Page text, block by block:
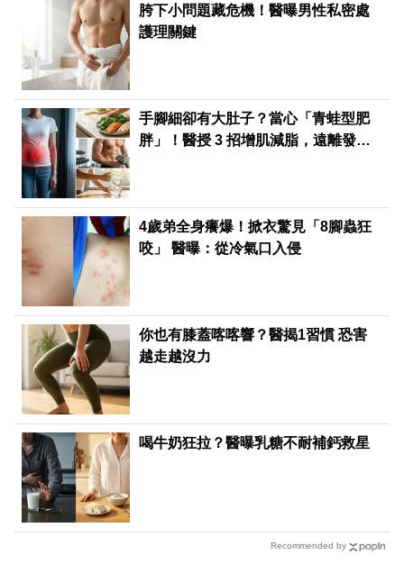
胯下小問題藏危機！醫曝男性私密處
護理關鍵
手腳細卻有大肚子？當心「青蛙型肥
胖」！醫授 3 招增肌減脂，遠離發炎
4歲弟全身癢爆！掀衣驚見「8腳蟲狂
咬」 醫曝：從冷氣口入侵
你也有膝蓋喀喀響？醫揭1習慣 恐害
越走越沒力
喝牛奶狂拉？醫曝乳糖不耐補鈣救星
Recommended by